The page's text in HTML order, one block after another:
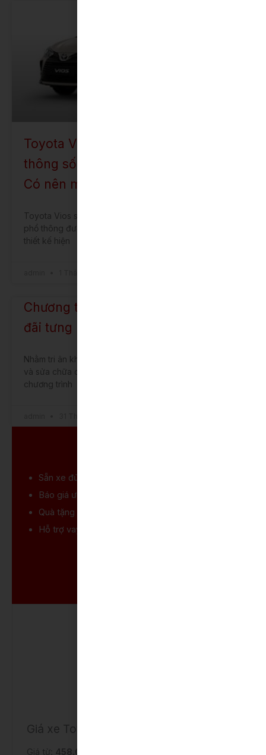
Toyota Vios số sàn 2023: Giá bán,
thông số kỹ thuật, ưu nhược điểm.
Có nên mua không?
Toyota Vios số sàn là một trong những mẫu xe sedan
phổ thông được nhiều người ưa chuộng tại Việt Nam. Với
thiết kế hiện
Chương trình dịch vụ tháng 1 – Ưu
đãi tưng bừng, chào mừng năm mới
Nhằm tri ân khách hàng đã tin tưởng dịch vụ bảo dưỡng
và sửa chữa của chúng tôi. Toyota Bắc Ninh thực hiện
chương trình
Sẵn xe đủ màu, giao ngay trong ngày
Báo giá ưu đãi
Quà tặng
Hỗ trợ vay mua xe
Giá xe Toyota Vios
Giá từ: 458.000.000 VNĐ